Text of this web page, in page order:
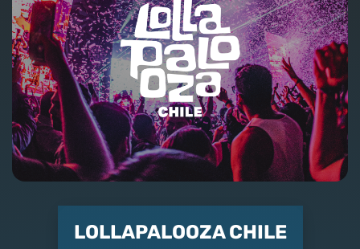
Experiencias Premium
Reservas
Nosotros
Club MovistarLOLLAPALOOZA CHILE